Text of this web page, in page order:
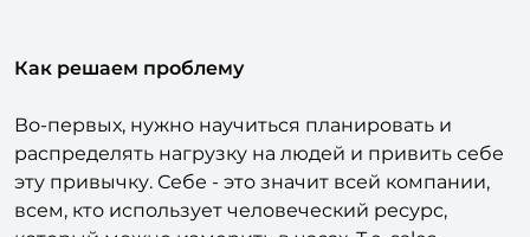
Как решаем проблему
Во-первых, нужно научиться планировать и
распределять нагрузку на людей и привить себе
эту привычку. Себе - это значит всей компании,
всем, кто использует человеческий ресурс,